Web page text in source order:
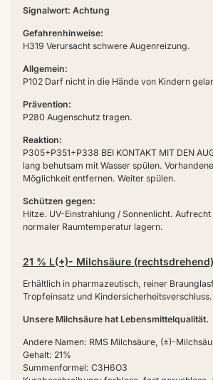
Signalwort: Achtung
Gefahrenhinweise:
H319 Verursacht schwere Augenreizung.
Allgemein:
P102 Darf nicht in die Hände von Kindern
Prävention:
P280 Augenschutz tragen.
Reaktion:
P305+P351+P338 BEI KONTAKT MIT DEN
lang behutsam mit Wasser spülen.
Möglichkeit entfernen. Weiter spülen.
Schützen gegen:
Hitze. UV-Einstrahlung / Sonnenlicht.
normaler Raumtemperatur lagern.
21 % L(+)- Milchsäure (rechtsdrehend)
Erhältlich in pharmazeutisch, reiner
Tropfeinsatz und Kindersicherheitsverschluss.
Unsere Milchsäure hat Lebensmittelqualität.
Andere Namen: RMS Milchsäure, (±)-
Gehalt: 21%
Summenformel: C3H6O3